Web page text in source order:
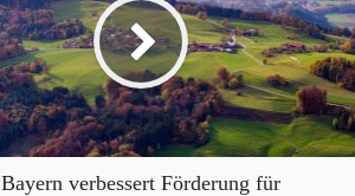
Bayern verbessert Förderung für